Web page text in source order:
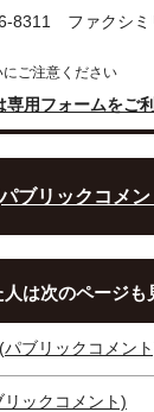
8311 ファクシミ
ご注意ください
専用フォームをご
ブリックコメ
は次のページも
パブリックコメン
ックコメント)